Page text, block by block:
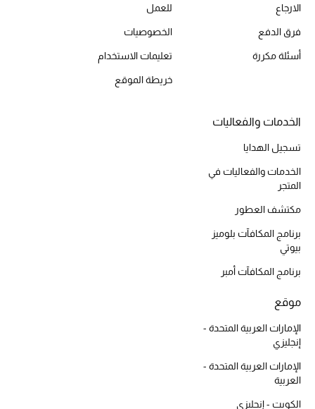
الجديد في عالم الجمال
المكياج
العناية بالبشرة
مستحضرات العناية
مستحضرات الاستحمام والعناية بالجسم
العناية بالشعر
هدايا
مجموعة الجمال
الارجاع
فرق الدفع
أسئلة مكررة
للعمل
الخصوصيات
تعليمات الاستخدام
خريطة الموقع
الخدمات والفعاليات
تسجيل الهدايا
الخدمات والفعاليات في
المتجر
مكتشف العطور
برنامج المكافآت بلوميز
بيوتي
برنامج المكافآت أمبر
موقع
الإمارات العربية المتحدة -
إنجليزي
الإمارات العربية المتحدة -
العربية
الكويت - إنجليزي